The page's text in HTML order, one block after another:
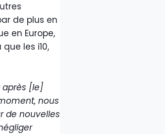
de plus en
en Europe,
les i10,
après [le]
nous
de nouvelles